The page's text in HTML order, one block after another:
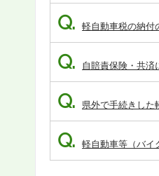
Q. 軽自動車税の納付
Q. 自賠責保険・共済
Q. 県外で手続きした
Q. 軽自動車等（バイ